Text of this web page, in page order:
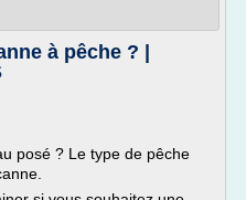
à pêche ? |
posé ? Le type de pêche